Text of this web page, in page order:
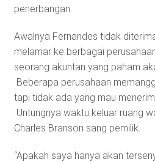
penerbangan.
Awalnya Fernandes tidak
melamar ke berbagai
seorang akuntan yang paham
Beberapa perusahaan
tapi tidak ada yang mau
Untungnya waktu keluar ruang
Charles Branson sang pemilik.
“Apakah saya hanya akan